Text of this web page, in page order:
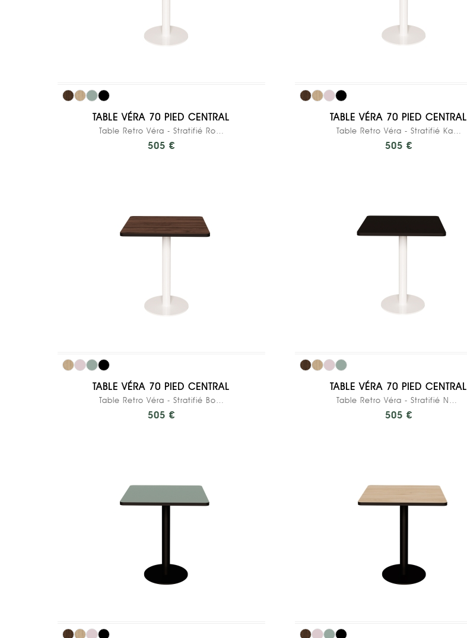
TABLE VÉRA 70 PIED CENTRAL
505 €
TABLE VÉRA 70 PIED CENTRAL
505 €
TABLE VÉRA 70 PIED CENTRAL
505 €
TABLE VÉRA 70 PIED CENTRAL
505 €
avant de vous déranger, mais on aimerait bien vous